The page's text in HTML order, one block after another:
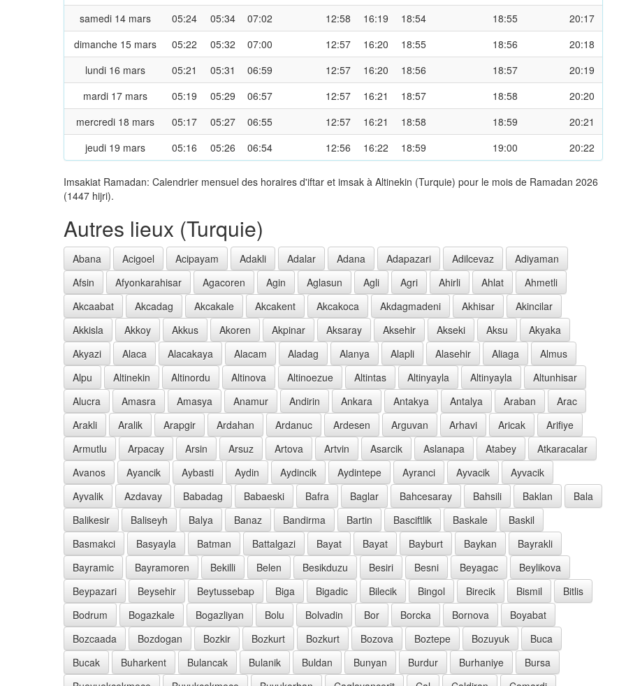
samedi 14 mars
05:24 05:34 07:02 12:58 16:19 18:54 18:55
20:17
dimanche 15 mars
05:22 05:32 07:00 12:57 16:20 18:55 18:56
20:18
lundi 16 mars
05:21 05:31 06:59 12:57 16:20 18:56 18:57
20:19
mardi 17 mars
05:19 05:29 06:57 12:57 16:21 18:57 18:58
20:20
mercredi 18 mars
05:17 05:27 06:55 12:57 16:21 18:58 18:59
20:21
jeudi 19 mars
05:16 05:26 06:54 12:56 16:22 18:59 19:00 20:22
Imsakiat Ramadan: Calendrier mensuel des horaires d'iftar et imsak à Altinekin (Turquie) pour le mois de Ramadan 2026
(1447 hijri).
Autres lieux (Turquie)
Abana Acigoel Acipayam Adakli Adalar Adana Adapazari Adilcevaz
Adiyaman
Afsin
Afyonkarahisar Agacoren Agin Aglasun Agli Agri Ahirli Ahlat
Ahmetli
Akcaabat
Akcadag Akcakale Akcakent Akcakoca Akdagmadeni Akhisar
Akincilar
Akkisla
Akkoy Akkus Akoren Akpinar Aksaray Aksehir Akseki Aksu
Akyaka
Akyazi
Alaca Alacakaya Alacam Aladag Alanya Alapli Alasehir Aliaga
Almus
Alpu
Altinekin Altinordu Altinova Altinoezue Altintas Altinyayla Altinyayla
Altunhisar
Alucra
Amasra Amasya Anamur Andirin Ankara Antakya Antalya Araban
Arac
Arakli
Aralik Arapgir Ardahan Ardanuc Ardesen Arguvan Arhavi Aricak
Arifiye
Armutlu
Arpacay Arsin Arsuz Artova Artvin Asarcik Aslanapa Atabey
Atkaracalar
Avanos
Ayancik Aybasti Aydin Aydincik Aydintepe Ayranci Ayvacik
Ayvacik
Ayvalik
Azdavay Babadag Babaeski Bafra Baglar Bahcesaray Bahsili Baklan
Bala
Balikesir
Baliseyh Balya Banaz Bandirma Bartin Basciftlik Baskale
Baskil
Basmakci
Basyayla Batman Battalgazi Bayat Bayat Bayburt Baykan
Bayrakli
Bayramic
Bayramoren Bekilli Belen Besikduzu Besiri Besni Beyagac
Beylikova
Beypazari
Beysehir Beytussebap Biga Bigadic Bilecik Bingol Birecik Bismil
Bitlis
Bodrum
Bogazkale Bogazliyan Bolu Bolvadin Bor Borcka Bornova
Boyabat
Bozcaada
Bozdogan Bozkir Bozkurt Bozkurt Bozova Boztepe Bozuyuk
Buca
Bucak
Buharkent Bulancak Bulanik Buldan Bunyan Burdur Burhaniye
Bursa